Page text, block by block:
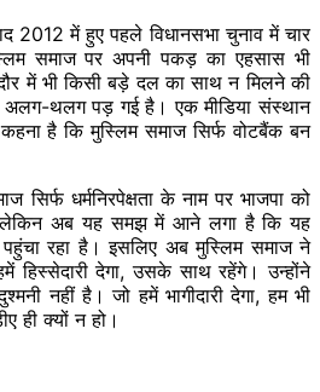
2012 में हुए पहले विधानसभा चुनाव में चार
समाज पर अपनी पकड़ का एहसास भी
में भी किसी बड़े दल का साथ न मिलने की
अलग-थलग पड़ गई है। एक मीडिया संस्थान
है कि मुस्लिम समाज सिर्फ वोटबैंक बन
धर्मनिरपेक्षता के नाम पर भाजपा को
लेकिन अब यह समझ में आने लगा है कि यह
पहुंचा रहा है। इसलिए अब मुस्लिम समाज ने
देगा, उसके साथ रहेंगे। उन्होंने
नहीं है। जो हमें भागीदारी देगा, हम भी
ही क्यों न हो।